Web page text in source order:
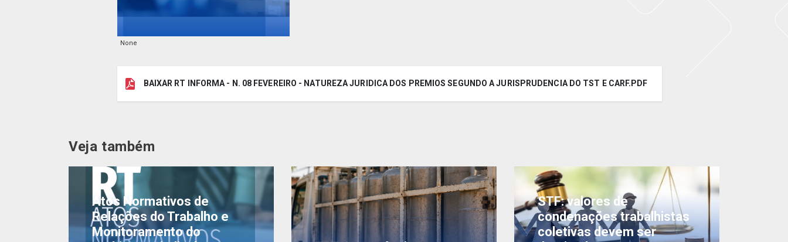
None
BAIXAR RT INFORMA - N. 08 FEVEREIRO - NATUREZA JURIDICA DOS PREMIOS SEGUNDO A JURISPRUDENCIA DO TST E CARF.PDF
Veja também
Atos Normativos de
Relações do Trabalho e
Monitoramento do
STF: valores de
condenações trabalhistas
coletivas devem ser